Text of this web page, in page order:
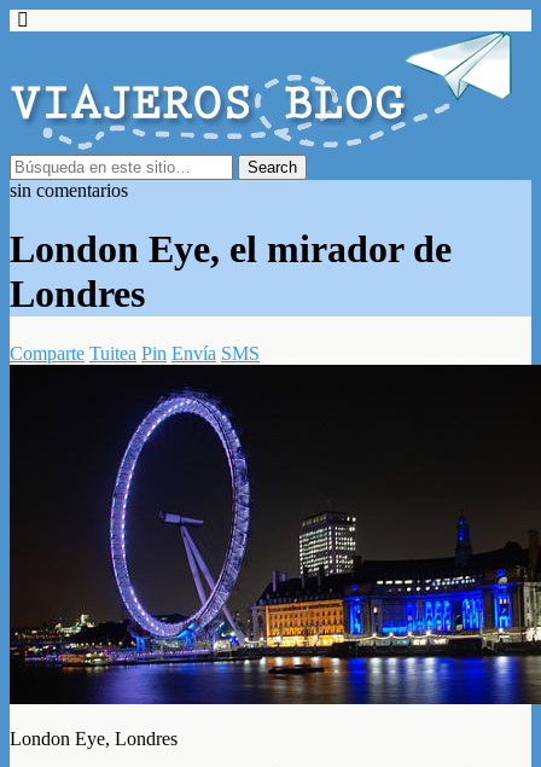
sin comentarios
London Eye, el mirador de
Londres
Comparte Tuitea Pin Envía SMS
London Eye, Londres